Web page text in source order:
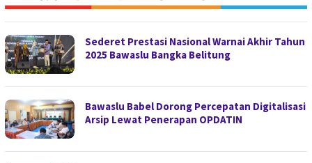
Sederet Prestasi Nasional Warnai Akhir Tahun
2025 Bawaslu Bangka Belitung
Bawaslu Babel Dorong Percepatan Digitalisasi
Arsip Lewat Penerapan OPDATIN